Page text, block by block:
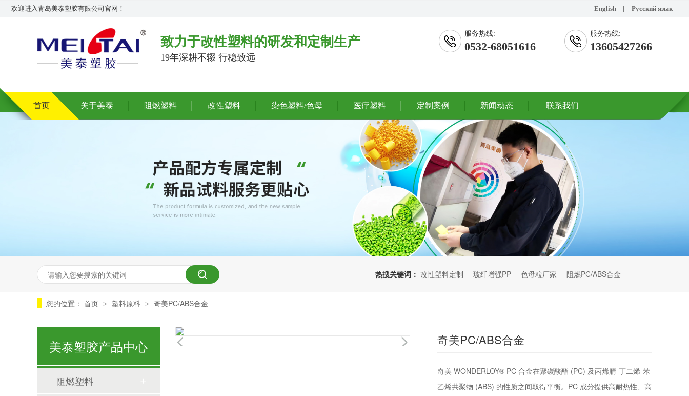
欢迎进入青岛美泰塑胶有限公司官网！ English | Русский язык
致力于改性塑料的研发和定制生产
19年深耕不辍 行稳致远
服务热线:
0532-68051616
服务热线:
13605427266
首页 关于美泰 阻燃塑料 改性塑料 染色塑料/色母 医疗塑料 定制案例 新闻动态 联系我们
热搜关键词： 改性塑料定制 玻纤增强PP 色母粒厂家 阻燃PC/ABS合金
您的位置： 首页 > 塑料原料 > 奇美PC/ABS合金
奇美PC/ABS合金
奇美 WONDERLOY® PC 合金在聚碳酸酯 (PC) 及丙烯腈-丁二烯-苯
乙烯共聚物 (ABS) 的性质之间取得平衡。PC 成分提供高耐热性、高
美泰塑胶产品中心
阻燃塑料